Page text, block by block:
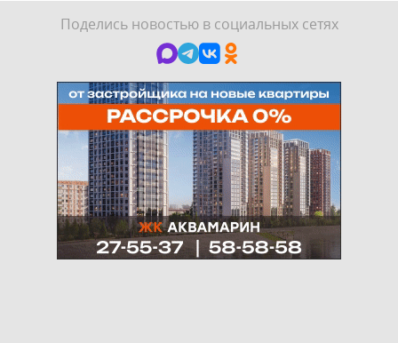
Поделись новостью в социальных сетях